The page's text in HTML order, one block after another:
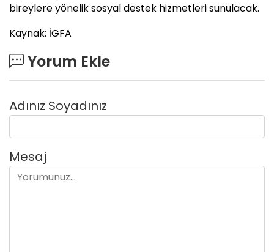
bireylere yönelik sosyal destek hizmetleri sunulacak.
Kaynak: İGFA
Yorum Ekle
Adınız Soyadınız
Mesaj